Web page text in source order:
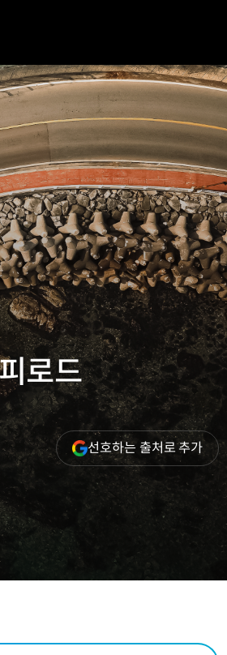
로드
선호하는 출처로 추가(새
창
열림)